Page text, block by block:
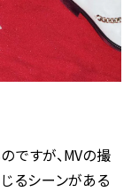
ですが、MVの撮
るシーンがある